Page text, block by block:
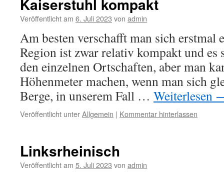
Kaiserstuhl kompakt
Veröffentlicht am 6. Juli 2023 von admin
Am besten verschafft man sich erstmal
Region ist zwar relativ kompakt und es
den einzelnen Ortschaften, aber man
Höhenmeter machen, wenn man sich
Berge, in unserem Fall … Weiterlesen
Veröffentlicht unterAllgemein | Kommentar hinterlassen
Linksrheinisch
Veröffentlicht am 5. Juli 2023 von admin